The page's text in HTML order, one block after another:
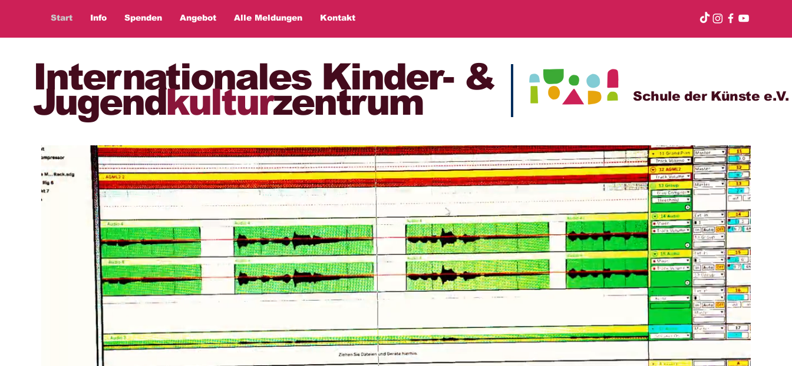
Start Info Spenden Angebot Alle Meldungen Kontakt
Internationales Kinder- &
Jugendkulturzentrum Schule der Künste e.V.